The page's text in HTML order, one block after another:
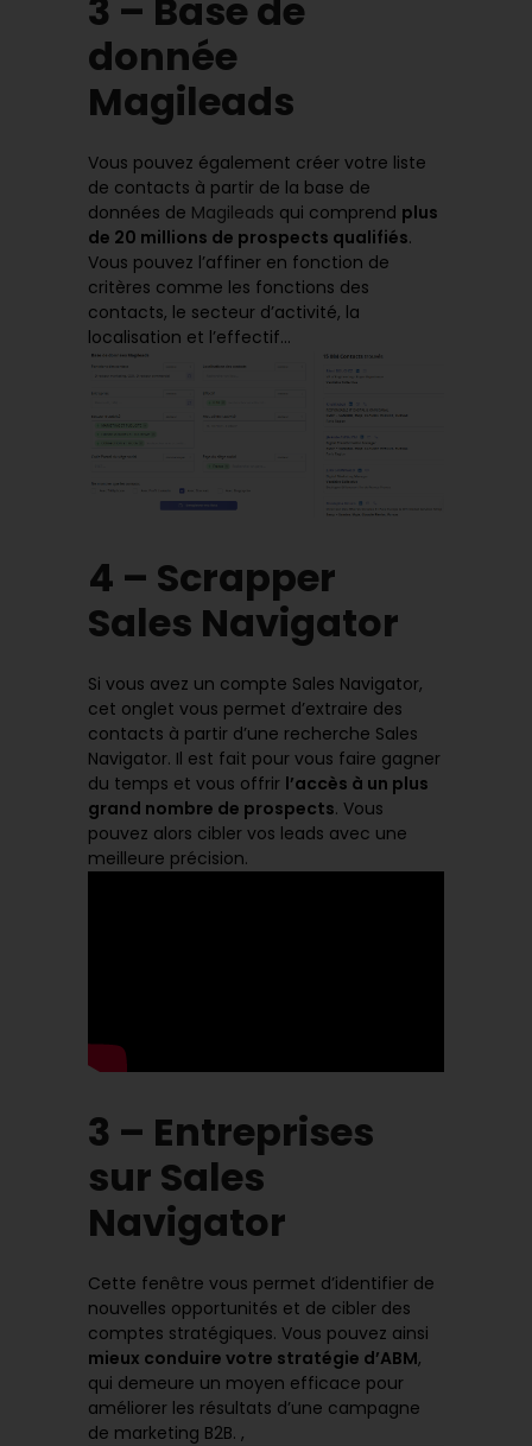
3 – Base de
donnée
Magileads
Vous pouvez également créer votre liste
de contacts à partir de la base de
données de Magileads qui comprend plus
de 20 millions de prospects qualifiés.
Vous pouvez l’affiner en fonction de
critères comme les fonctions des
contacts, le secteur d’activité, la
localisation et l’effectif…
4 – Scrapper
Sales Navigator
Si vous avez un compte Sales Navigator,
cet onglet vous permet d’extraire des
contacts à partir d’une recherche Sales
Navigator. Il est fait pour vous faire gagner
du temps et vous offrir l’accès à un plus
grand nombre de prospects. Vous
pouvez alors cibler vos leads avec une
meilleure précision.
3 – Entreprises
sur Sales
Navigator
Cette fenêtre vous permet d’identifier de
nouvelles opportunités et de cibler des
comptes stratégiques. Vous pouvez ainsi
mieux conduire votre stratégie d’ABM,
qui demeure un moyen efficace pour
améliorer les résultats d’une campagne
de marketing B2B. ,